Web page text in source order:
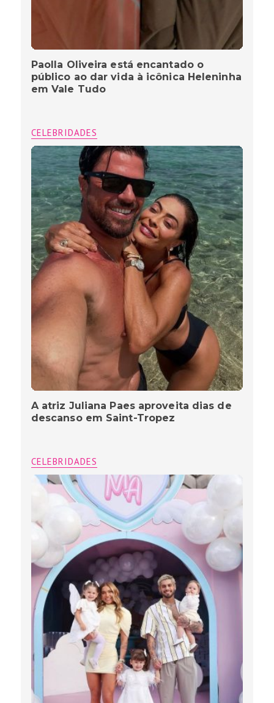
Paolla Oliveira está encantado o
público ao dar vida à icônica Heleninha
em Vale Tudo
CELEBRIDADES
A atriz Juliana Paes aproveita dias de
descanso em Saint-Tropez
CELEBRIDADES